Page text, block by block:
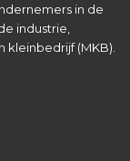
in de
industrie,
(MKB).